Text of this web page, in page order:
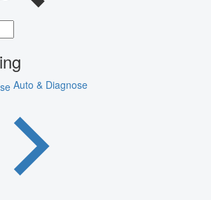
Auto & Diagnose